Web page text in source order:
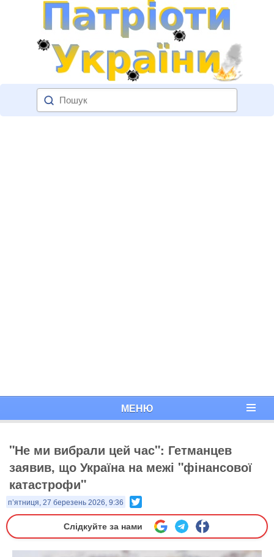
МЕНЮ
"Не ми вибрали цей час": Гетманцев
заявив, що Україна на межі "фінансової
катастрофи"
п’ятниця, 27 березень 2026, 9:36
Слідкуйте за нами